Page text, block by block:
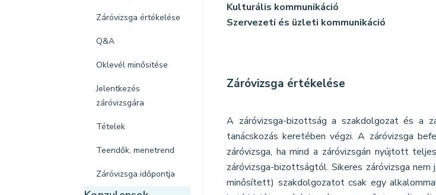
Záróvizsga értékelése
Q&A
Oklevél minősitése
Jelentkezés
záróvizsgára
Tételek
Teendők, menetrend
Záróvizsga időpontja
Kulturális kommunikáció
Szervezeti és üzleti kommunikáció
Záróvizsga értékelése
A záróvizsga-bizottság a szakdolgozat és a
tanácskozás keretében végzi. A záróvizsga
záróvizsga, ha mind a záróvizsgán nyújtott
záróvizsga-bizottságtól. Sikeres záróvizsga
minősített) szakdolgozatot csak egy